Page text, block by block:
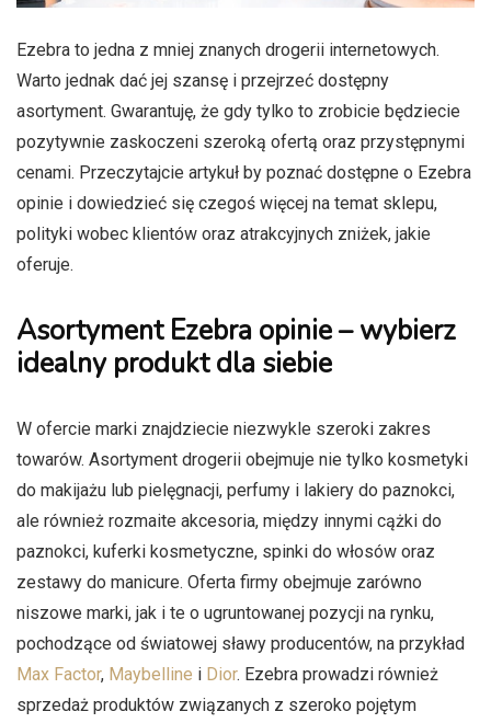
Ezebra to jedna z mniej znanych drogerii internetowych.
Warto jednak dać jej szansę i przejrzeć dostępny
asortyment. Gwarantuję, że gdy tylko to zrobicie będziecie
pozytywnie zaskoczeni szeroką ofertą oraz przystępnymi
cenami. Przeczytajcie artykuł by poznać dostępne o Ezebra
opinie i dowiedzieć się czegoś więcej na temat sklepu,
polityki wobec klientów oraz atrakcyjnych zniżek, jakie
oferuje.
Asortyment Ezebra opinie – wybierz
idealny produkt dla siebie
W ofercie marki znajdziecie niezwykle szeroki zakres
towarów. Asortyment drogerii obejmuje nie tylko kosmetyki
do makijażu lub pielęgnacji, perfumy i lakiery do paznokci,
ale również rozmaite akcesoria, między innymi cążki do
paznokci, kuferki kosmetyczne, spinki do włosów oraz
zestawy do manicure. Oferta firmy obejmuje zarówno
niszowe marki, jak i te o ugruntowanej pozycji na rynku,
pochodzące od światowej sławy producentów, na przykład
Max Factor, Maybelline i Dior. Ezebra prowadzi również
sprzedaż produktów związanych z szeroko pojętym